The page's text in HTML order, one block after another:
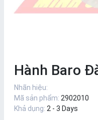
Hành Baro
Nhãn hiệu:
Mã sản phẩm: 2902010
Khả dụng: 2 - 3 Days